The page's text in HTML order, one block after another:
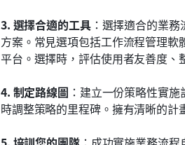
3. 選擇合適的工具：選擇適合的業務
方案。常見選項包括工作流程管理
平台。選擇時，評估使用者友善度、
4. 制定路線圖 ：建立一份策略性實
時調整策略的里程碑。擁有清晰的計